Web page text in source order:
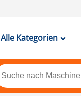
Alle Kategorien